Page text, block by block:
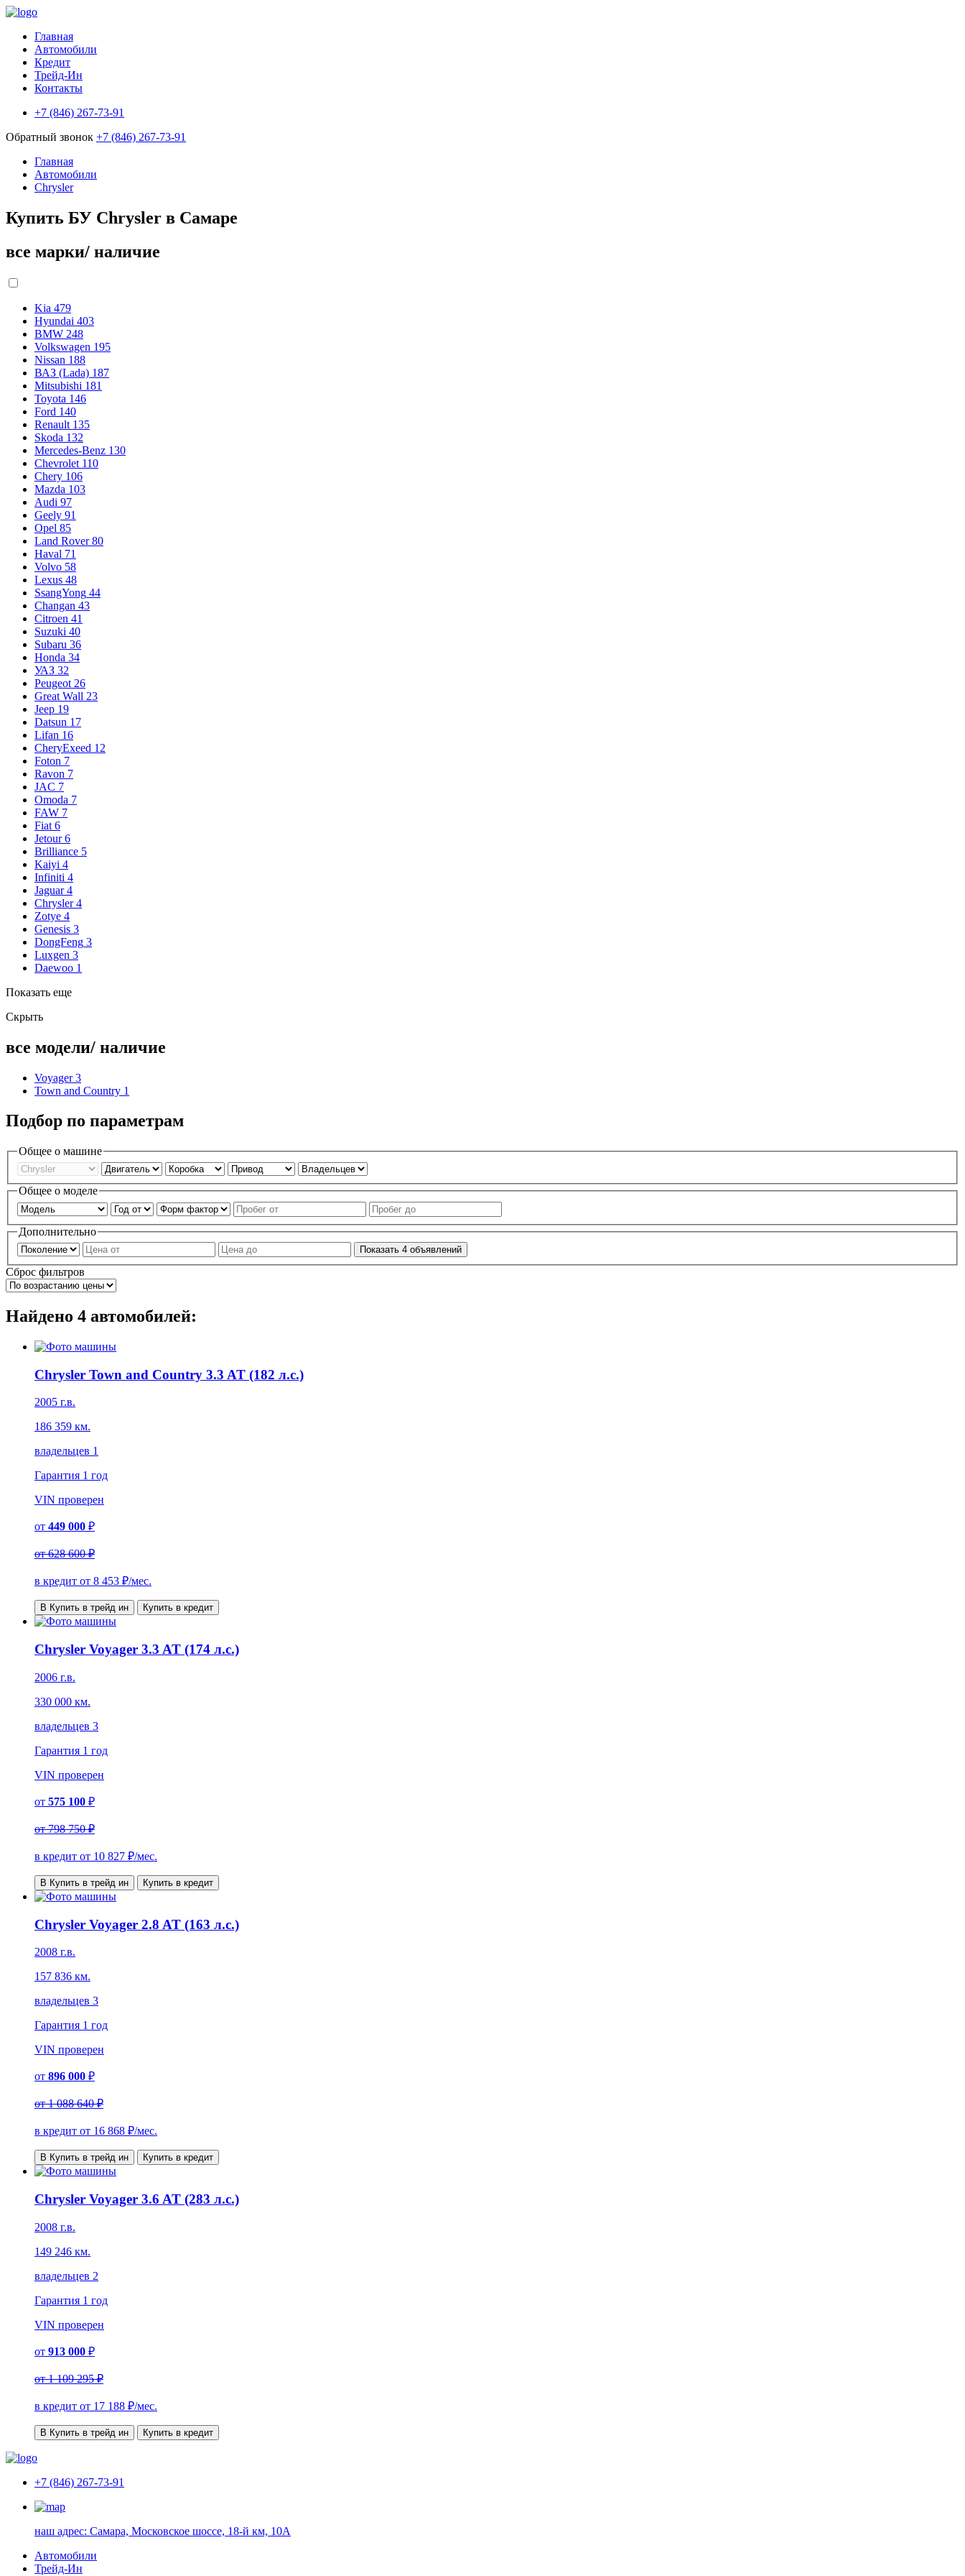
Главная
Автомобили
Кредит
Трейд-Ин
Контакты
+7 (846) 267-73-91
Обратный звонок +7 (846) 267-73-91
Главная
Автомобили
Chrysler
Купить БУ Chrysler в Самаре
все марки/ наличие
Kia 479
Hyundai 403
BMW 248
Volkswagen 195
Nissan 188
ВАЗ (Lada) 187
Mitsubishi 181
Toyota 146
Ford 140
Renault 135
Skoda 132
Mercedes-Benz 130
Chevrolet 110
Chery 106
Mazda 103
Audi 97
Geely 91
Opel 85
Land Rover 80
Haval 71
Volvo 58
Lexus 48
SsangYong 44
Changan 43
Citroen 41
Suzuki 40
Subaru 36
Honda 34
УАЗ 32
Peugeot 26
Great Wall 23
Jeep 19
Datsun 17
Lifan 16
CheryExeed 12
Foton 7
Ravon 7
JAC 7
Omoda 7
FAW 7
Fiat 6
Jetour 6
Brilliance 5
Kaiyi 4
Infiniti 4
Jaguar 4
Chrysler 4
Zotye 4
Genesis 3
DongFeng 3
Luxgen 3
Daewoo 1
Показать еще
Скрыть
все модели/ наличие
Voyager 3
Town and Country 1
Подбор по параметрам
Общее о машине
Общее о моделе
Дополнительно
Показать 4 объявлений
Сброс фильтров
Найдено 4 автомобилей:
Chrysler Town and Country 3.3 AT (182 л.с.)
2005 г.в.
186 359 км.
владельцев 1
Гарантия 1 год
VIN проверен
от 449 000 ₽
от628 600 ₽
в кредит от 8 453 ₽/мес.
В Купить в трейд ин Купить в кредит
Chrysler Voyager 3.3 AT (174 л.с.)
2006 г.в.
330 000 км.
владельцев 3
Гарантия 1 год
VIN проверен
от 575 100 ₽
от798 750 ₽
в кредит от 10 827 ₽/мес.
В Купить в трейд ин Купить в кредит
Chrysler Voyager 2.8 AT (163 л.с.)
2008 г.в.
157 836 км.
владельцев 3
Гарантия 1 год
VIN проверен
от 896 000 ₽
от1 088 640 ₽
в кредит от 16 868 ₽/мес.
В Купить в трейд ин Купить в кредит
Chrysler Voyager 3.6 AT (283 л.с.)
2008 г.в.
149 246 км.
владельцев 2
Гарантия 1 год
VIN проверен
от 913 000 ₽
от1 109 295 ₽
в кредит от 17 188 ₽/мес.
В Купить в трейд ин Купить в кредит
+7 (846) 267-73-91
наш адрес: Самара, Московское шоссе, 18-й км, 10А
Автомобили
Трейд-Ин